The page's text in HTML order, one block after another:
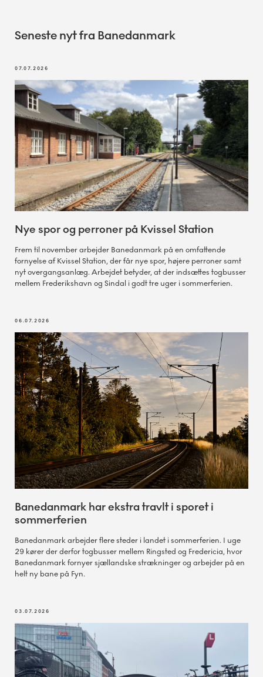
Seneste nyt fra Banedanmark
07.07.2026
Nye spor og perroner på Kvissel Station
Frem til november arbejder Banedanmark på en omfattende
fornyelse af Kvissel Station, der får nye spor, højere perroner samt
nyt overgangsanlæg. Arbejdet betyder, at der indsættes togbusser
mellem Frederikshavn og Sindal i godt tre uger i sommerferien.
06.07.2026
Banedanmark har ekstra travlt i sporet i
sommerferien
Banedanmark arbejder flere steder i landet i sommerferien. I uge
29 kører der derfor togbusser mellem Ringsted og Fredericia, hvor
Banedanmark fornyer sjællandske strækninger og arbejder på en
helt ny bane på Fyn.
03.07.2026